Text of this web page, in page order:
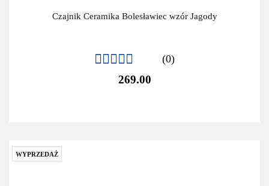
Czajnik Ceramika Bolesławiec wzór Jagody
(0)
269.00
WYPRZEDAŻ